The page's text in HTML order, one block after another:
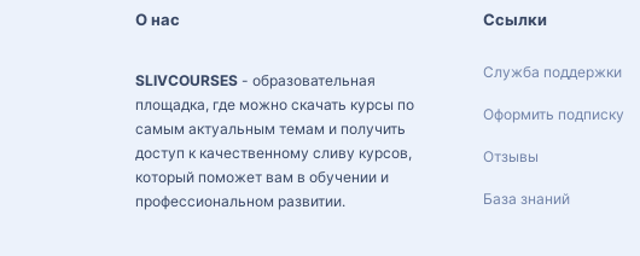
О нас
SLIVCOURSES - образовательная
площадка, где можно скачать курсы по
самым актуальным темам и получить
доступ к качественному сливу курсов,
который поможет вам в обучении и
профессиональном развитии.
Ссылки
Служба поддержки
Оформить подписку
Отзывы
База знаний